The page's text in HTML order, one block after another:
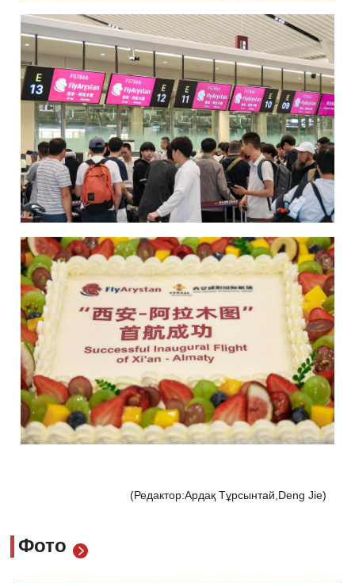
(Редактор:Ардақ Тұрсынтай,Deng Jie)
Фото